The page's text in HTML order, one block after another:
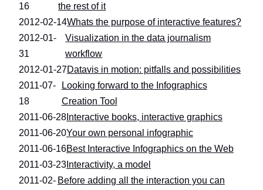
16
the rest of it
2012-02-14Whats the purpose of interactive features?
2012-01-
31
Visualization in the data journalism
workflow
2012-01-27Datavis in motion: pitfalls and possibilities
2011-07-
18
Looking forward to the Infographics
Creation Tool
2011-06-28 Interactive books, interactive graphics
2011-06-20Your own personal infographic
2011-06-16Best Interactive Infographics on the Web
2011-03-23 Interactivity, a model
2011-02- Before adding all the interaction you can